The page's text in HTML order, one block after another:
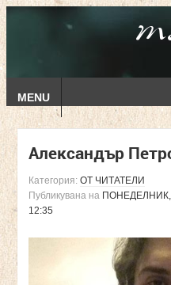
MENU
Александър
Категория: ОТ ЧИТАТЕЛИ
Публикувана на ПОНЕДЕЛНИК,
12:35